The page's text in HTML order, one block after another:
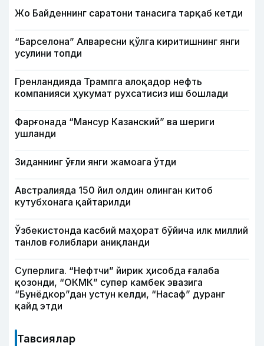
Жо Байденнинг саратони танасига тарқаб кетди
“Барселона” Алваресни қўлга киритишнинг янги
усулини топди
Гренландияда Трампга алоқадор нефть
компанияси ҳукумат рухсатисиз иш бошлади
Фарғонада “Мансур Казанский” ва шериги
ушланди
Зиданнинг ўғли янги жамоага ўтди
Австралияда 150 йил олдин олинган китоб
кутубхонага қайтарилди
Ўзбекистонда касбий маҳорат бўйича илк миллий
танлов ғолиблари аниқланди
Суперлига. “Нефтчи” йирик ҳисобда ғалаба
қозонди, “ОКМК” супер камбек эвазига
“Бунёдкор”дан устун келди, “Насаф” дуранг
қайд этди
Тавсиялар